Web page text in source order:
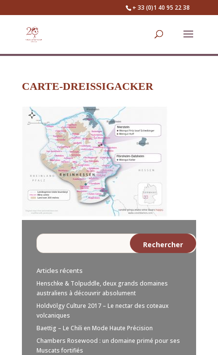
+ 33 (0)1 40 95 22 38
CARTE-DREISSIGACKER
Articles récents
Henschke & Tolpuddle, deux grands domaines
australiens à découvrir absolument
Holdvölgy Culture 2017 – Le nectar des coteaux
volcaniques
Baettig – Le Chili en Mode Haute Précision
Chambers Rosewood : un domaine primé pour ses
Muscats fortifiés